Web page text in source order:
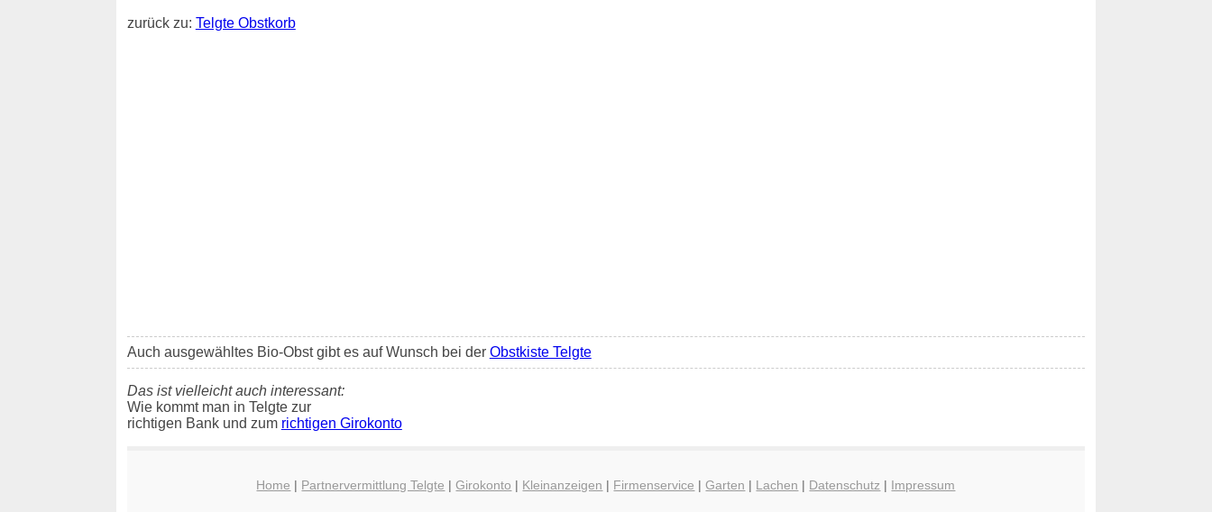
zurück zu: Telgte Obstkorb
Auch ausgewähltes Bio-Obst gibt es auf Wunsch bei der Obstkiste Telgte
Das ist vielleicht auch interessant:
Wie kommt man in Telgte zur
richtigen Bank und zum richtigen Girokonto
Home | Partnervermittlung Telgte |Girokonto | Kleinanzeigen | Firmenservice |Garten | Lachen | Datenschutz | Impressum